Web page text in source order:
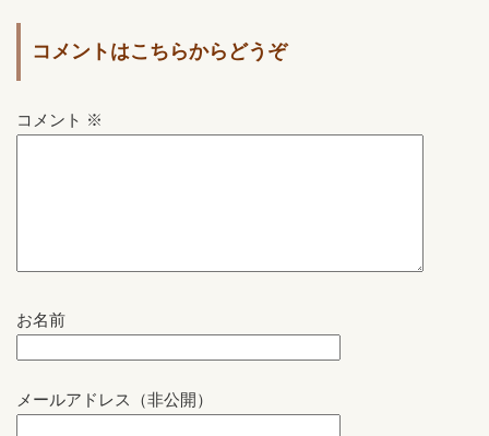
コメントはこちらからどうぞ
コメント ※
お名前
メールアドレス（非公開）